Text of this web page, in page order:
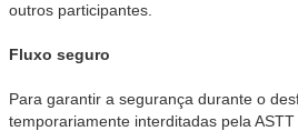
outros participantes.
Fluxo seguro
Para garantir a segurança durante o
temporariamente interditadas pela ASTT